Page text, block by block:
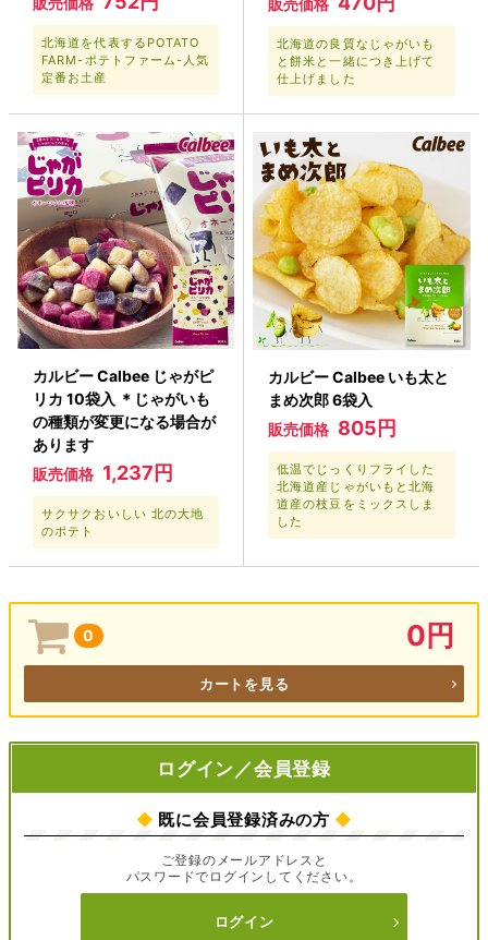
北海道を代表するPOTATO
FARM-ポテトファーム-人気
定番お土産
販売価格
北海道の良質なじゃがいも
と餅米と一緒につき上げて
仕上げました
カルビー Calbee じゃがピ
リカ 10袋入 ＊じゃがいも
の種類が変更になる場合が
あります
販売価格 1,237円
サクサクおいしい 北の大地
のポテト
カルビー Calbee いも太と
まめ次郎 6袋入
販売価格 805円
低温でじっくりフライした
北海道産じゃがいもと北海
道産の枝豆をミックスしま
した
0 0円
カートを見る
ログイン／会員登録
◆ 既に会員登録済みの方 ◆
ご登録のメールアドレスと
パスワードでログインしてください。
ログイン